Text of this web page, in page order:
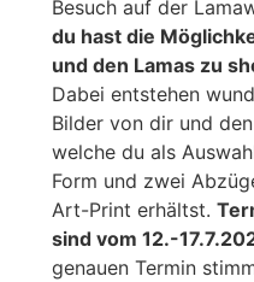
Besuch auf der
du hast die
und den Lamas zu
Dabei entstehen
Bilder von dir und
welche du als
Form und zwei
Art-Print erhältst.
sind vom 12.-
genauen Termin